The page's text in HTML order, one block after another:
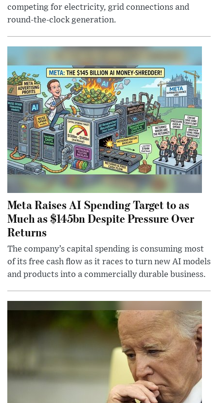
competing for electricity, grid connections and
round-the-clock generation.
Meta Raises AI Spending Target to as
Much as $145bn Despite Pressure Over
Returns
The company’s capital spending is consuming most
of its free cash flow as it races to turn new AI models
and products into a commercially durable business.